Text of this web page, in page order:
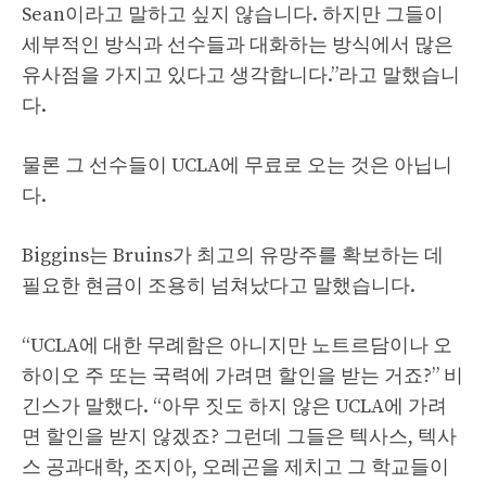
Sean이라고 말하고 싶지 않습니다. 하지만 그들이
세부적인 방식과 선수들과 대화하는 방식에서 많은
유사점을 가지고 있다고 생각합니다.”라고 말했습니
다.
물론 그 선수들이 UCLA에 무료로 오는 것은 아닙니
다.
Biggins는 Bruins가 최고의 유망주를 확보하는 데
필요한 현금이 조용히 넘쳐났다고 말했습니다.
“UCLA에 대한 무례함은 아니지만 노트르담이나 오
하이오 주 또는 국력에 가려면 할인을 받는 거죠?” 비
긴스가 말했다. “아무 짓도 하지 않은 UCLA에 가려
면 할인을 받지 않겠죠? 그런데 그들은 텍사스, 텍사
스 공과대학, 조지아, 오레곤을 제치고 그 학교들이